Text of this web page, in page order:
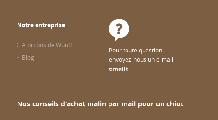
Notre entreprise
A propos de Wuuff
Blog
Pour toute question
envoyez-nous un e-mail
emailt
Nos conseils d'achat malin par mail pour un chiot